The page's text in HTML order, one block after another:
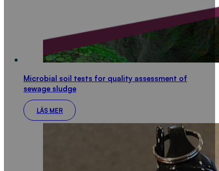
Microbial soil tests for quality assessment of
sewage sludge
LÄS MER